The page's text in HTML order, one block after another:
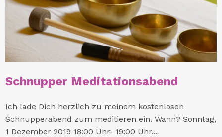
Schnupper Meditationsabend
Ich lade Dich herzlich zu meinem kostenlosen
Schnupperabend zum meditieren ein. Wann? Sonntag,
1 Dezember 2019 18:00 Uhr- 19:00 Uhr...